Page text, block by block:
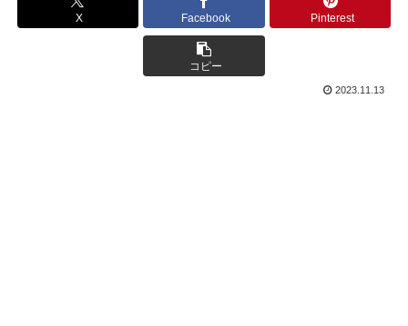
X Facebook Pinterest
コピー
2023.11.13